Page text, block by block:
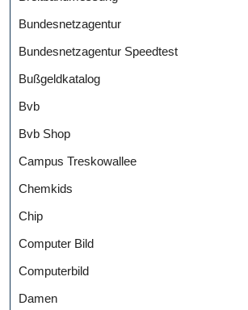
Bundesnetzagentur
Bundesnetzagentur Speedtest
Bußgeldkatalog
Bvb
Bvb Shop
Campus Treskowallee
Chemkids
Chip
Computer Bild
Computerbild
Damen